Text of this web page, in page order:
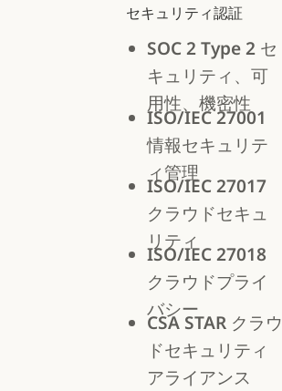
セキュリティ認証
SOC 2 Type 2 セ
キュリティ、可
用性、機密性
ISO/IEC 27001
情報セキュリテ
ィ管理
ISO/IEC 27017
クラウドセキュ
リティ
ISO/IEC 27018
クラウドプライ
バシー
CSA STARクラウ
ドセキュリティ
アライアンス